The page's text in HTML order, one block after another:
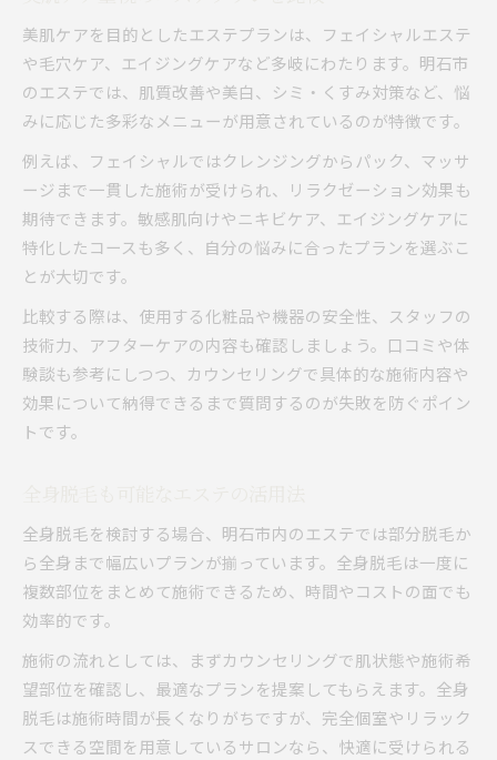
美肌ケアを目的としたエステプランは、フェイシャルエステ
や毛穴ケア、エイジングケアなど多岐にわたります。明石市
のエステでは、肌質改善や美白、シミ・くすみ対策など、悩
みに応じた多彩なメニューが用意されているのが特徴です。
例えば、フェイシャルではクレンジングからパック、マッサ
ージまで一貫した施術が受けられ、リラクゼーション効果も
期待できます。敏感肌向けやニキビケア、エイジングケアに
特化したコースも多く、自分の悩みに合ったプランを選ぶこ
とが大切です。
比較する際は、使用する化粧品や機器の安全性、スタッフの
技術力、アフターケアの内容も確認しましょう。口コミや体
験談も参考にしつつ、カウンセリングで具体的な施術内容や
効果について納得できるまで質問するのが失敗を防ぐポイン
トです。
全身脱毛を検討する場合、明石市内のエステでは部分脱毛か
ら全身まで幅広いプランが揃っています。全身脱毛は一度に
複数部位をまとめて施術できるため、時間やコストの面でも
効率的です。
施術の流れとしては、まずカウンセリングで肌状態や施術希
望部位を確認し、最適なプランを提案してもらえます。全身
脱毛は施術時間が長くなりがちですが、完全個室やリラック
スできる空間を用意しているサロンなら、快適に受けられる